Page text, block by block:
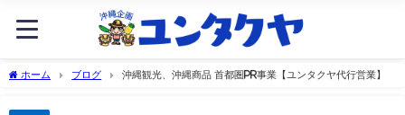
ホーム ブログ 沖縄観光、沖縄商品 首都圏PR事業【ユンタクヤ代行営業】